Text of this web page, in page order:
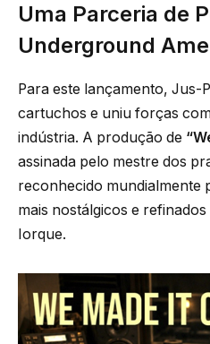
Uma Parceria de
Underground
Para este lançamento, Jus-
cartuchos e uniu forças
indústria. A produção de
assinada pelo mestre dos
reconhecido mundialmente
mais nostálgicos e
Iorque.